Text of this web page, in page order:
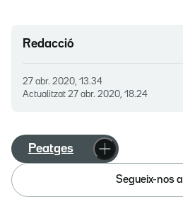
Redacció
27 abr. 2020, 13.34
Actualitzat 27 abr. 2020, 18.24
Peatges
Segueix-nos a